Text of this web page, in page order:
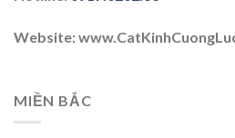
Website:
MIỀN BẮC